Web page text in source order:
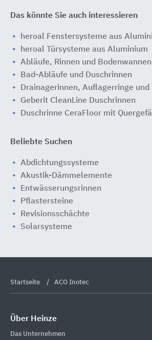
Das könnte Sie auch interessieren
heroal Fenstersysteme aus
heroal Türsysteme aus Aluminium
Abläufe, Rinnen und
Bad-Abläufe und Duschrinnen
Drainagerinnen, Auflagerringe
Geberit CleanLine Duschrinnen
Duschrinne CeraFloor mit
Beliebte Suchen
Abdichtungssysteme
Akustik-Dämmelemente
Entwässerungsrinnen
Pflastersteine
Revisionsschächte
Solarsysteme
Startseite ACO Inotec
Über Heinze
Das Unternehmen